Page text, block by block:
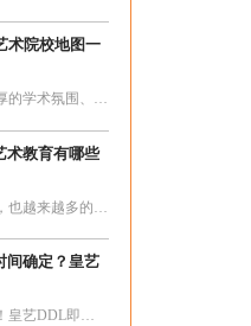
术院校地图一
日本与中国相邻，拥有浓厚的学术氛围、艺术高校众多、相对低廉的费用等优势，逐渐吸引着越来越多的中国学生前往留学。纵观日本，从南到北，遍布着50所艺术类大学。
术教育有哪些
间确定？皇艺
重磅：伦艺申请时间确定！皇艺DDL即将结束！最后时刻如何冲刺逆袭？针对排版，我们会在月底举办一场关于排版的workshop，毕业于伦艺LCC的导师将给你讲解排版的奥秘，让你用几个小技巧为你的作品集加分。